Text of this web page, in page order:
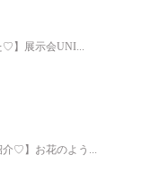
♡】展示会UNI...
介♡】お花のよう...